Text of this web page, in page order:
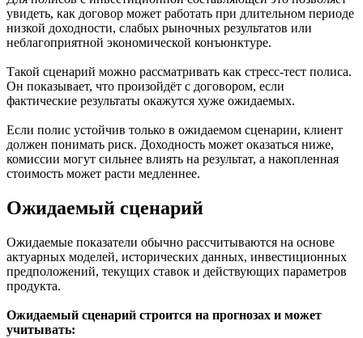
увидеть, как договор может работать при длительном периоде
низкой доходности, слабых рыночных результатов или
неблагоприятной экономической конъюнктуре.
Такой сценарий можно рассматривать как стресс-тест полиса.
Он показывает, что произойдёт с договором, если
фактические результаты окажутся хуже ожидаемых.
Если полис устойчив только в ожидаемом сценарии, клиент
должен понимать риск. Доходность может оказаться ниже,
комиссии могут сильнее влиять на результат, а накопленная
стоимость может расти медленнее.
Ожидаемый сценарий
Ожидаемые показатели обычно рассчитываются на основе
актуарных моделей, исторических данных, инвестиционных
предположений, текущих ставок и действующих параметров
продукта.
Ожидаемый сценарий строится на прогнозах и может
учитывать: